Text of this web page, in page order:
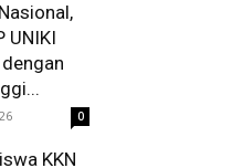
UNIKI
0
KKN